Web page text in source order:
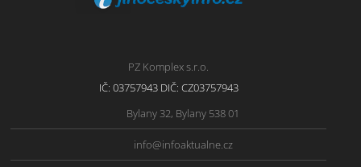
PZ Komplex s.r.o.
IČ: 03757943 DIČ: CZ03757943
Bylany 32, Bylany 538 01
info@infoaktualne.cz